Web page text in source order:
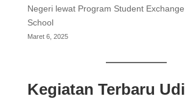
Negeri lewat Program Student
School
Maret 6, 2025
Kegiatan Terbaru